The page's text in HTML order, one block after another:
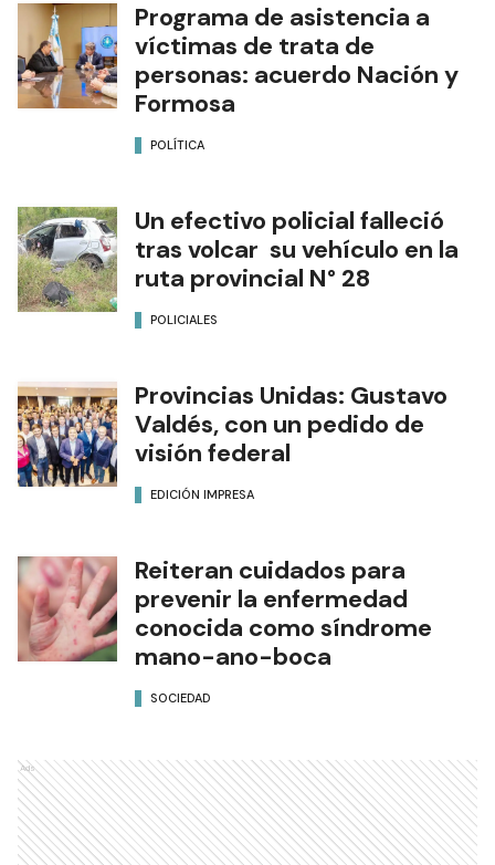
Programa de asistencia a
víctimas de trata de
personas: acuerdo Nación y
Formosa
POLÍTICA
Un efectivo policial falleció
tras volcar su vehículo en la
ruta provincial N° 28
POLICIALES
Provincias Unidas: Gustavo
Valdés, con un pedido de
visión federal
EDICIÓN IMPRESA
Reiteran cuidados para
prevenir la enfermedad
conocida como síndrome
mano-ano-boca
SOCIEDAD
Ads